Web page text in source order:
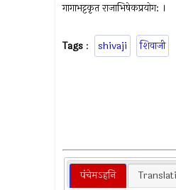
गागाभट्टकृत राजाभिषेकप्रयोग: ।
Tags : shivaji शिवाजी
पंचेमऽहनि